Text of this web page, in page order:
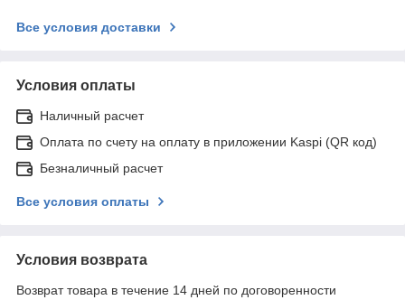
Все условия доставки
Условия оплаты
Наличный расчет
Оплата по счету на оплату в приложении Kaspi (QR код)
Безналичный расчет
Все условия оплаты
Условия возврата
Возврат товара в течение 14 дней по договоренности